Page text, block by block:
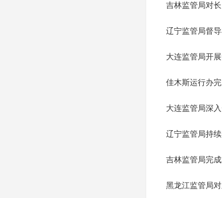
吉林监管局对
辽宁监管局督
大连监管局开
佳木斯运行办
大连监管局深
辽宁监管局持
吉林监管局完
黑龙江监管局